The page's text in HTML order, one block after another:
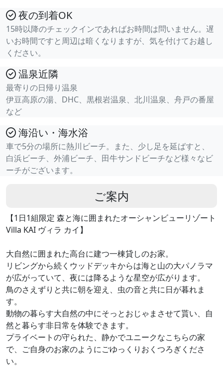
夜の到着OK
15時以降のチェックインであればお時間は問いません。遅
いお時間ですと周辺は暗くなりますが、気を付けてお越し
ください。
温泉近隣
最寄りの日帰り温泉
伊豆高原の湯、DHC、黒根岩温泉、北川温泉、舟戸の番屋
など
海沿い・海水浴
車で5分の場所に熱川ビーチ。また、少し足を延ばすと、
白浜ビーチ、外浦ビーチ、田牛サンドビーチなど様々なビ
ーチがございます。
ご案内
【1日1組限定 森と海に囲まれたオーシャンビューリゾート
Villa KAI ヴィラ カイ】
大自然に囲まれた高台に建つ一棟貸しのお家。
リビングから続くウッドデッキからは海と山の大パノラマ
が広がっていて、夜には降るような星空が広がります。
鳥のさえずりと共に朝を迎え、虫の音と共に日が暮れま
す。
動物の暮らす大自然の中にそっとおじゃまさせて貰い、自
然と暮らす非日常を体験できます。
プライベートの守られた、静かでユニークなこちらの家
で、ご自身のお家のようにごゆっくりおくつろぎくださ
い。